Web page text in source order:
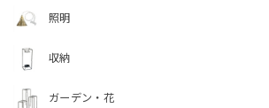
照明
収納
ガーデン・花